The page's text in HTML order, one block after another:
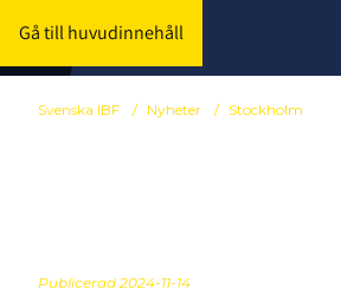
Gå till huvudinnehåll
Svenska IBF / Nyheter / Stockholm
Publicerad 2024-11-14